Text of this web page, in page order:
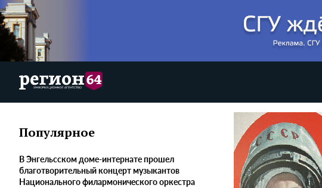
Популярное
В Энгельсском доме-интернате прошел
благотворительный концерт музыкантов
Национального филармонического оркестра